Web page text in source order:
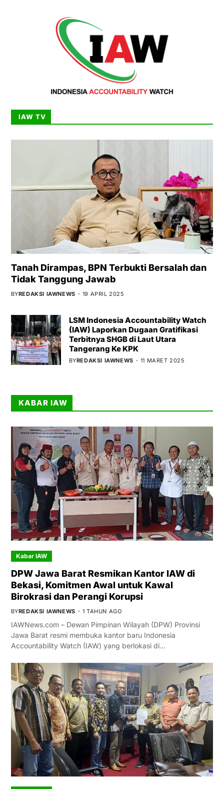
IAW TV
Tanah Dirampas, BPN Terbukti Bersalah dan
Tidak Tanggung Jawab
BYREDAKSI IAWNEWS 19 APRIL 2025
LSM Indonesia Accountability Watch
(IAW) Laporkan Dugaan Gratifikasi
Terbitnya SHGB di Laut Utara
Tangerang Ke KPK
BYREDAKSI IAWNEWS 11 MARET 2025
KABAR IAW
Kabar IAW
DPW Jawa Barat Resmikan Kantor IAW di
Bekasi, Komitmen Awal untuk Kawal
Birokrasi dan Perangi Korupsi
BYREDAKSI IAWNEWS 1 TAHUN AGO
IAWNews.com – Dewan Pimpinan Wilayah (DPW) Provinsi
Jawa Barat resmi membuka kantor baru Indonesia
Accountability Watch (IAW) yang berlokasi di…